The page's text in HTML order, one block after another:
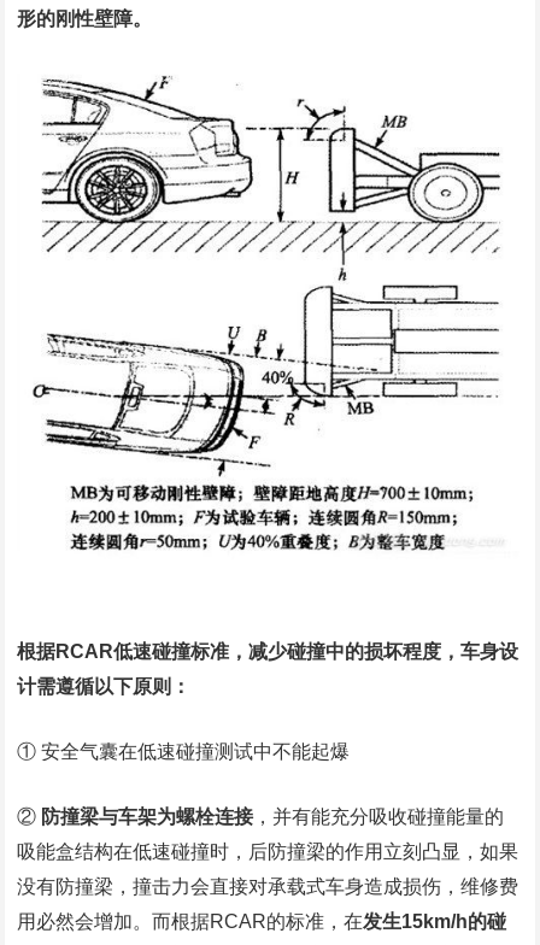
形的刚性壁障。
根据RCAR低速碰撞标准，减少碰撞中的损坏程度，车身设
计需遵循以下原则：
① 安全气囊在低速碰撞测试中不能起爆
② 防撞梁与车架为螺栓连接，并有能充分吸收碰撞能量的
吸能盒结构在低速碰撞时，后防撞梁的作用立刻凸显，如果
没有防撞梁，撞击力会直接对承载式车身造成损伤，维修费
用必然会增加。而根据RCAR的标准，在发生15km/h的碰